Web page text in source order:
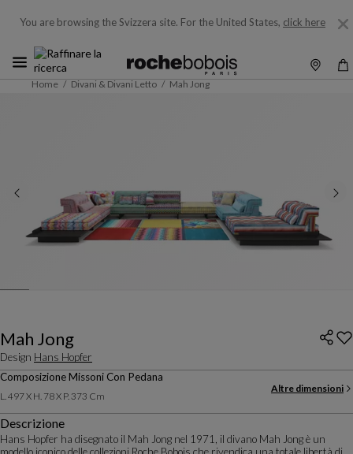
You are browsing the Svizzera site. For the United States, click here
Home Divani & Divani Letto Mah Jong
Mah Jong
Design Hans Hopfer
Composizione Missoni Con Pedana
L. 497 X H. 78 X P. 373 Cm
Altre dimensioni
Descrizione
Hans Hopfer ha disegnato il Mah Jong nel 1971, il divano Mah Jong è un